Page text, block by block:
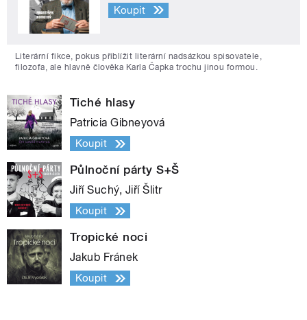
Koupit
Literární fikce, pokus přiblížit literární nadsázkou spisovatele,
filozofa, ale hlavně člověka Karla Čapka trochu jinou formou.
Tiché hlasy
Patricia Gibneyová
Koupit
Půlnoční párty S+Š
Jiří Suchý, Jiří Šlitr
Koupit
Tropické noci
Jakub Fránek
Koupit